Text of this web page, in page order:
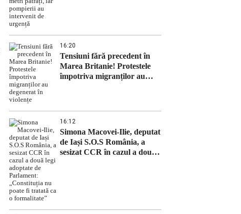
16:20
Tensiuni fără precedent în
Marea Britanie! Protestele
împotriva migranților au
16:12
Simona Macovei-Ilie, deputat
de Iași S.O.S România, a
sesizat CCR în cazul a două